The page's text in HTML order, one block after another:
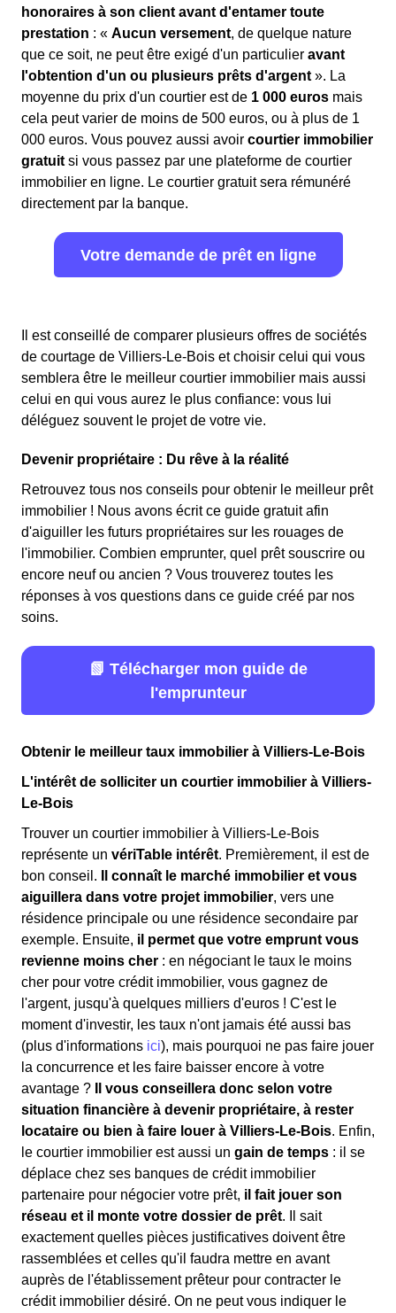
honoraires à son client avant d'entamer toute
prestation : « Aucun versement, de quelque nature
que ce soit, ne peut être exigé d'un particulier avant
l'obtention d'un ou plusieurs prêts d'argent ». La
moyenne du prix d'un courtier est de 1 000 euros mais
cela peut varier de moins de 500 euros, ou à plus de 1
000 euros. Vous pouvez aussi avoir courtier immobilier
gratuit si vous passez par une plateforme de courtier
immobilier en ligne. Le courtier gratuit sera rémunéré
directement par la banque.
Votre demande de prêt en ligne
Il est conseillé de comparer plusieurs offres de sociétés
de courtage de Villiers-Le-Bois et choisir celui qui vous
semblera être le meilleur courtier immobilier mais aussi
celui en qui vous aurez le plus confiance: vous lui
déléguez souvent le projet de votre vie.
Devenir propriétaire : Du rêve à la réalité
Retrouvez tous nos conseils pour obtenir le meilleur prêt
immobilier ! Nous avons écrit ce guide gratuit afin
d'aiguiller les futurs propriétaires sur les rouages de
l'immobilier. Combien emprunter, quel prêt souscrire ou
encore neuf ou ancien ? Vous trouverez toutes les
réponses à vos questions dans ce guide créé par nos
soins.
📗 Télécharger mon guide de
l'emprunteur
Obtenir le meilleur taux immobilier à Villiers-Le-Bois
L'intérêt de solliciter un courtier immobilier à Villiers-
Le-Bois
Trouver un courtier immobilier à Villiers-Le-Bois
représente un vériTable intérêt. Premièrement, il est de
bon conseil.
Il connaît le marché immobilier et vous
aiguillera dans votre projet immobilier, vers une
résidence principale ou une résidence secondaire par
exemple. Ensuite, il permet que votre emprunt vous
revienne moins cher : en négociant le taux le moins
cher pour votre crédit immobilier, vous gagnez de
l'argent, jusqu'à quelques milliers d'euros ! C'est le
moment d'investir, les taux n'ont jamais été aussi bas
(plus d'informations ici), mais pourquoi ne pas faire jouer
la concurrence et les faire baisser encore à votre
avantage ?
Il vous conseillera donc selon votre
situation financière à devenir propriétaire, à rester
locataire ou bien à faire louer à Villiers-Le-Bois. Enfin,
le courtier immobilier est aussi un gain de temps : il se
déplace chez ses banques de crédit immobilier
partenaire pour négocier votre prêt, il fait jouer son
réseau et il monte votre dossier de prêt. Il sait
exactement quelles pièces justificatives doivent être
rassemblées et celles qu'il faudra mettre en avant
auprès de l'établissement prêteur pour contracter le
crédit immobilier désiré. On ne peut vous indiquer le